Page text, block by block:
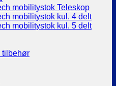
mobilitystok Teleskop
mobilitystok kul. 4 delt
mobilitystok kul. 5 delt
tilbehør